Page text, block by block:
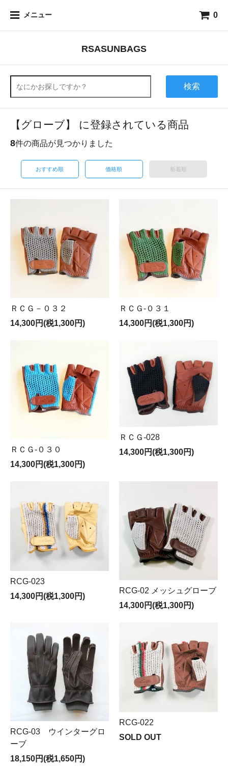
メニュー 0
RSASUNBAGS
検索
【グローブ】 に登録されている商品
8件の商品が見つかりました
おすすめ順 価格順 新着順
ＲＣＧ－０３２
14,300円(税1,300円)
ＲＣＧ-０３１
14,300円(税1,300円)
ＲＣＧ-０３０
14,300円(税1,300円)
ＲＣＧ-028
14,300円(税1,300円)
RCG-023
14,300円(税1,300円)
RCG-02 メッシュグローブ
14,300円(税1,300円)
RCG-03 ウインターグロ
ーブ
18,150円(税1,650円)
RCG-022
SOLD OUT